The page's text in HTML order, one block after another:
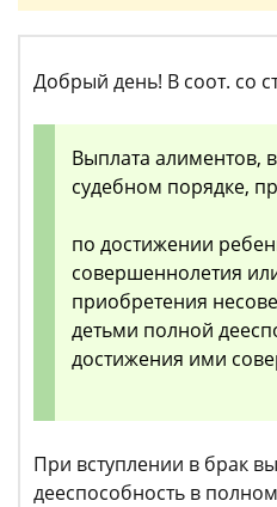
Добрый день! В соот. со
Выплата алиментов,
судебном порядке,
по достижении
совершеннолетия
приобретения
детьми полной
достижения ими
При вступлении в брак
дееспособность в